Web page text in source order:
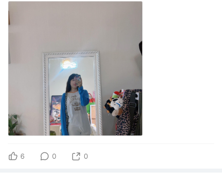
6 0 0